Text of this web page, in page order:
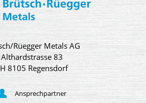
Rüegger Metals AG
Althardstrasse 83
8105 Regensdorf
Ansprechpartner